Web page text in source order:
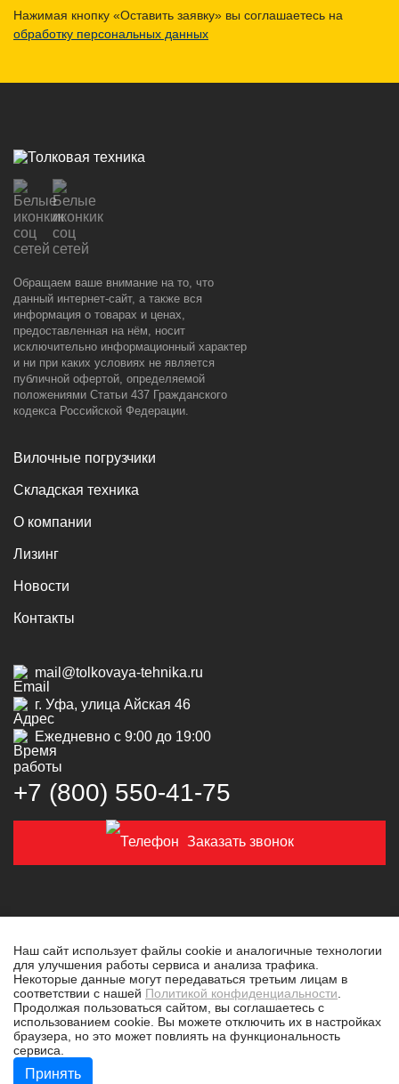
Нажимая кнопку «Оставить заявку» вы соглашаетесь на
обработку персональных данных
Обращаем ваше внимание на то, что
данный интернет-сайт, а также вся
информация о товарах и ценах,
предоставленная на нём, носит
исключительно информационный характер
и ни при каких условиях не является
публичной офертой, определяемой
положениями Статьи 437 Гражданского
кодекса Российской Федерации.
Вилочные погрузчики
Складская техника
О компании
Лизинг
Новости
Контакты
mail@tolkovaya-tehnika.ru
г. Уфа, улица Айская 46
Ежедневно с 9:00 до 19:00
+7 (800) 550‑41‑75
Заказать звонок
© 2019-2026 Толковая техника
Политика конфиденциальности
Разработано в tim-marketing.ru
Наш сайт использует файлы cookie и аналогичные технологии
для улучшения работы сервиса и анализа трафика.
Некоторые данные могут передаваться третьим лицам в
соответствии с нашей Политикой конфиденциальности
Продолжая пользоваться сайтом, вы соглашаетесь с
использованием cookie. Вы можете отключить их в настройках
браузера, но это может повлиять на функциональность
сервиса.
Принять